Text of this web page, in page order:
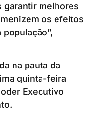
garantir melhores
os efeitos
na pauta da
quinta-feira
Executivo